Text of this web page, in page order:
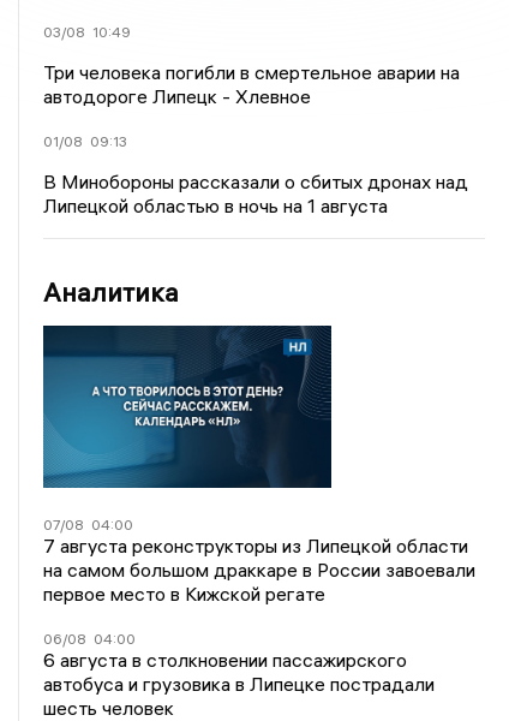
03/08 10:49
Три человека погибли в смертельное аварии на
автодороге Липецк - Хлевное
01/08 09:13
В Минобороны рассказали о сбитых дронах над
Липецкой областью в ночь на 1 августа
Аналитика
07/08 04:00
7 августа реконструкторы из Липецкой области
на самом большом драккаре в России завоевали
первое место в Кижской регате
06/08 04:00
6 августа в столкновении пассажирского
автобуса и грузовика в Липецке пострадали
шесть человек